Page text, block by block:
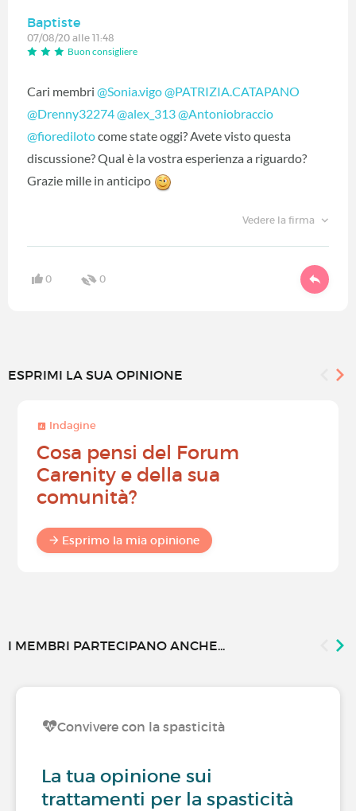
Baptiste
07/08/20 alle 11:48
Buon consigliere
Cari membri @Sonia.vigo@PATRIZIA.CATAPANO
@Drenny32274@alex_313@Antoniobraccio
@fiorediloto‍ come state oggi? Avete visto questa
discussione? Qual è la vostra esperienza a riguardo?
Grazie mille in anticipo
Vedere la firma
0 0
ESPRIMI LA SUA OPINIONE
Indagine
Cosa pensi del Forum
Carenity e della sua
comunità?
Esprimo la mia opinione
I MEMBRI PARTECIPANO ANCHE...
Convivere con la spasticità
La tua opinione sui
trattamenti per la spasticità